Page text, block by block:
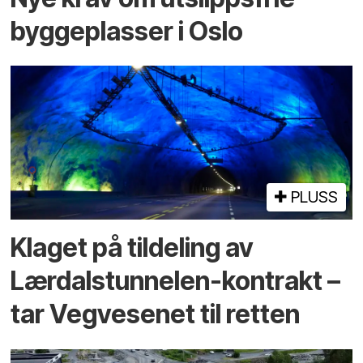
byggeplasser i Oslo
PLUSS
Klaget på tildeling av
Lærdalstunnelen-kontrakt –
tar Vegvesenet til retten